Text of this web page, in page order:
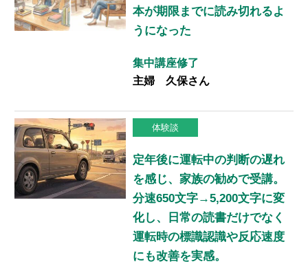
本が期限までに読み切れるよ
うになった
集中講座修了
主婦 久保さん
体験談
定年後に運転中の判断の遅れ
を感じ、家族の勧めで受講。
分速650文字→5,200文字に変
化し、日常の読書だけでなく
運転時の標識認識や反応速度
にも改善を実感。